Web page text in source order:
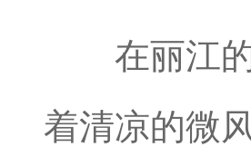
在丽江的
着清凉的微